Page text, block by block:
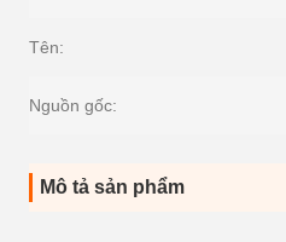
Tên:
Nguồn gốc:
Mô tả sản phẩm